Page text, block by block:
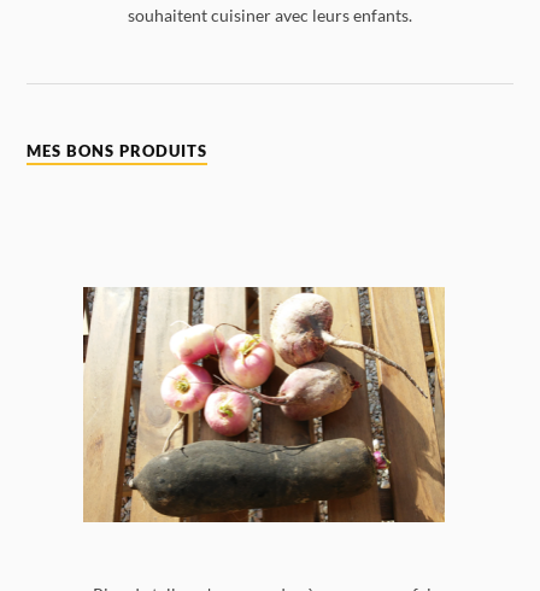
souhaitent cuisiner avec leurs enfants.
MES BONS PRODUITS